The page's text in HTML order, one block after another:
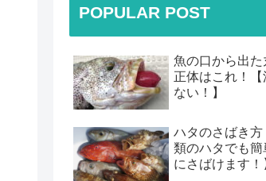
POPULAR POST
魚の口から出
正体はこれ！
ない！】
ハタのさばき
類のハタでも簡
にさばけます！